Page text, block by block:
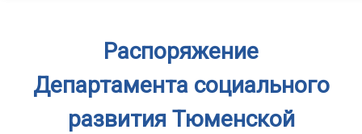
Распоряжение
Департамента социального
развития Тюменской